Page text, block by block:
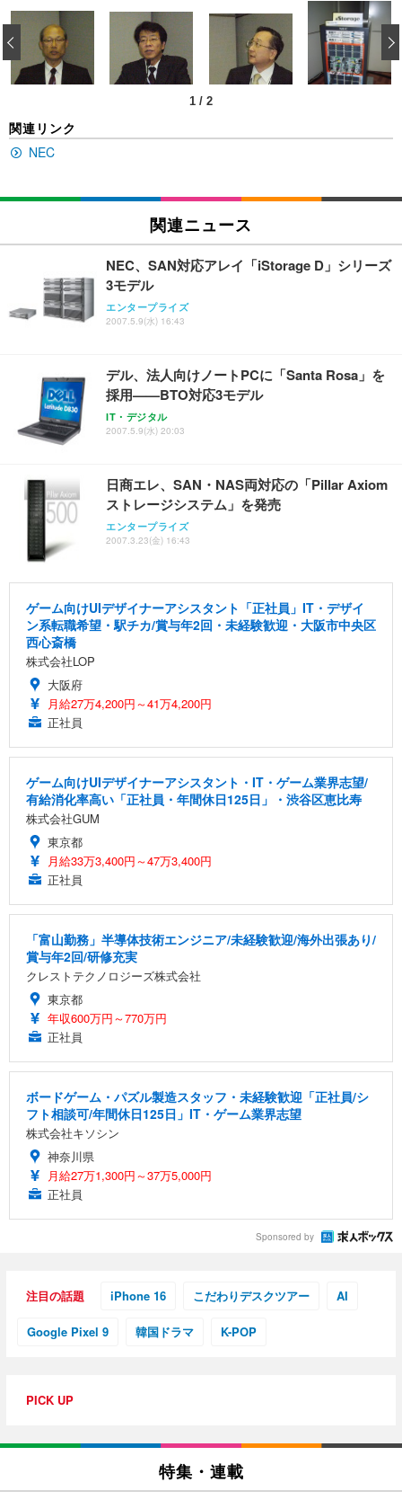
[EdoErgo] オフィスチェア 椅子 テレワーク 疲れな
い 跳ね上げ式アームレスト コンパクト 約105度ロッ
キング pc 事務椅子 360度回転 座面昇降 強化ナイロ
ン樹脂ベース 通気性メッシュ 在宅ワーク H-WY01
(黒網+黒枠+黒足)
￥5,699
ュチェア 人間工学 疲れない ブラック
Sezlife オフィスチェア デスクチェア 疲れない テレ
ワーク チェア 強化バックレスト 30度ロッキング機
レスト 3Dヘッドレスト ハンガー付き 高反発クッシ
ョン PCチェア 通気性メッシュ ゲーミング/勉強/事
務用 おしゃれ パソコンチェア (ブラック)
￥7,680
Sezlife オフィスチェア デスクチェア 疲れない テレ
レスト 3Dヘッドレスト ハンガー付き 高反発クッシ
ョン PCチェア 通気性メッシュ ゲーミング/勉強/事
務用 おしゃれ パソコンチェア (ホワイト)
￥7,680
ANDWINT オフィスチェア デスクチェア 肘なし メ
ト 幅52×奥行58.5×高さ84～96cm テレワーク 在宅
勤務 ブラック
￥4,139
EIZO ビジネス向けプレミアムモニター | FlexScan
EV3240X-WT | 31.5型4K UHD・USB Type-C・ホワ
￥105,595
【純正品】27"ゲーミングモニター DualSense 充電
フック付き（CFI-ZDM1J）
￥49,979
【整備済み品】Dell E2724HS 27インチ 液晶モニタ
応 ComfortView ビジネス向け
￥15,800
【MiniLED/24.5inch/280Hz/FHD】GRAPHT THE S
像低減 (3年保証 | 輝点保証 | 日本メーカー)
￥34,980
Amazonベーシック ペットシーツ 薄型 レギュラー 1
回使い捨て 無香料 ホワイト 300枚
￥3,373
x2袋(84枚) ホワイト(吸収面:ライトブルー)
ネオ・ルーライフ ネオ・オムツ L 中型犬用 26枚入
り 単品
￥1,800
Smart Basic(スマートベーシック) 【Amazon.co.jp
￥3,670
アイリスオーヤマ ペットシーツ 超厚型 お徳用 レギ
￥3,731
1 / 2
‹
関連リンク
NEC
関連ニュース
NEC、SAN対応アレイ「iStorage D」シリーズ
3モデル
エンタープライズ
2007.5.9(水) 16:43
デル、法人向けノートPCに「Santa Rosa」を
採用——BTO対応3モデル
IT・デジタル
2007.5.9(水) 20:03
日商エレ、SAN・NAS両対応の「Pillar Axiom
ストレージシステム」を発売
エンタープライズ
2007.3.23(金) 16:43
ゲーム向けUIデザイナーアシスタント「正社員」IT・デザイ
ン系転職希望・駅チカ/賞与年2回・未経験歓迎・大阪市中央区
西心斎橋
株式会社LOP
大阪府
月給27万4,200円～41万4,200円
正社員
ゲーム向けUIデザイナーアシスタント・IT・ゲーム業界志望/
有給消化率高い「正社員・年間休日125日」・渋谷区恵比寿
株式会社GUM
東京都
月給33万3,400円～47万3,400円
正社員
「富山勤務」半導体技術エンジニア/未経験歓迎/海外出張あり/
賞与年2回/研修充実
クレストテクノロジーズ株式会社
東京都
年収600万円～770万円
正社員
ボードゲーム・パズル製造スタッフ・未経験歓迎「正社員/シ
フト相談可/年間休日125日」IT・ゲーム業界志望
株式会社キソシン
神奈川県
月給27万1,300円～37万5,000円
正社員
Sponsored by
注目の話題 iPhone 16 こだわりデスクツアー AI
Google Pixel 9 韓国ドラマ K-POP
PICK UP
特集・連載